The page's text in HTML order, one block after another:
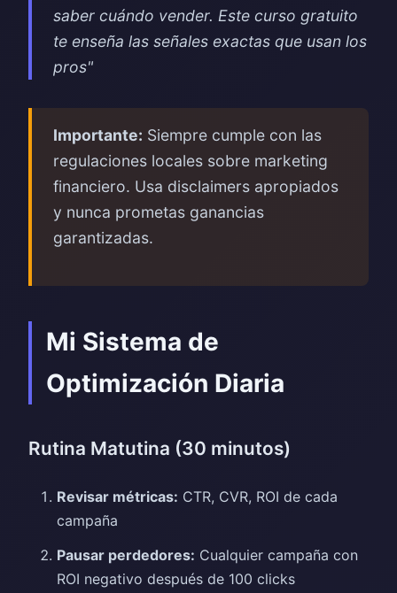
saber cuándo vender. Este curso gratuito
te enseña las señales exactas que usan los
pros"
Importante: Siempre cumple con las
regulaciones locales sobre marketing
financiero. Usa disclaimers apropiados
y nunca prometas ganancias
garantizadas.
Mi Sistema de
Optimización Diaria
Rutina Matutina (30 minutos)
Revisar métricas: CTR, CVR, ROI de cada
campaña
Pausar perdedores: Cualquier campaña con
ROI negativo después de 100 clicks